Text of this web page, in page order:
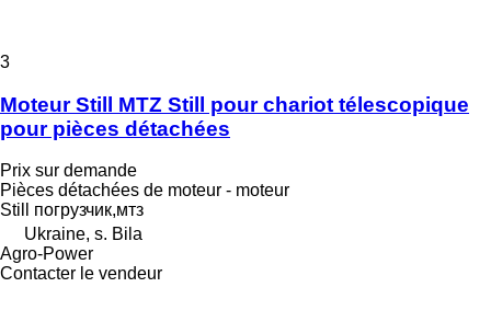
3
Moteur Still MTZ Still pour chariot télescopique
pour pièces détachées
Prix sur demande
Pièces détachées de moteur - moteur
Still погрузчик,мтз
Ukraine, s. Bila
Agro-Power
Contacter le vendeur